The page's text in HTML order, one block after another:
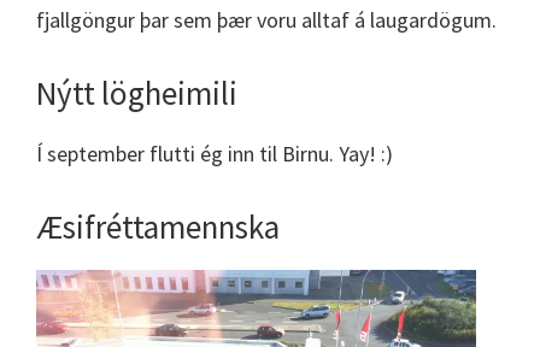
fjallgöngur þar sem þær voru alltaf á laugardögum.
Nýtt lögheimili
Í september flutti ég inn til Birnu. Yay! :)
Æsifréttamennska